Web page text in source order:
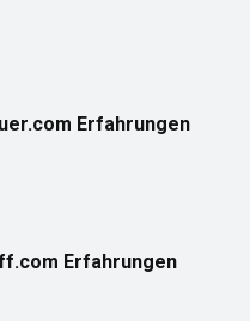
Erfahrungen
Erfahrungen